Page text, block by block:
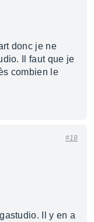
donc je ne
Il faut que je
combien le
#18
Il y en a